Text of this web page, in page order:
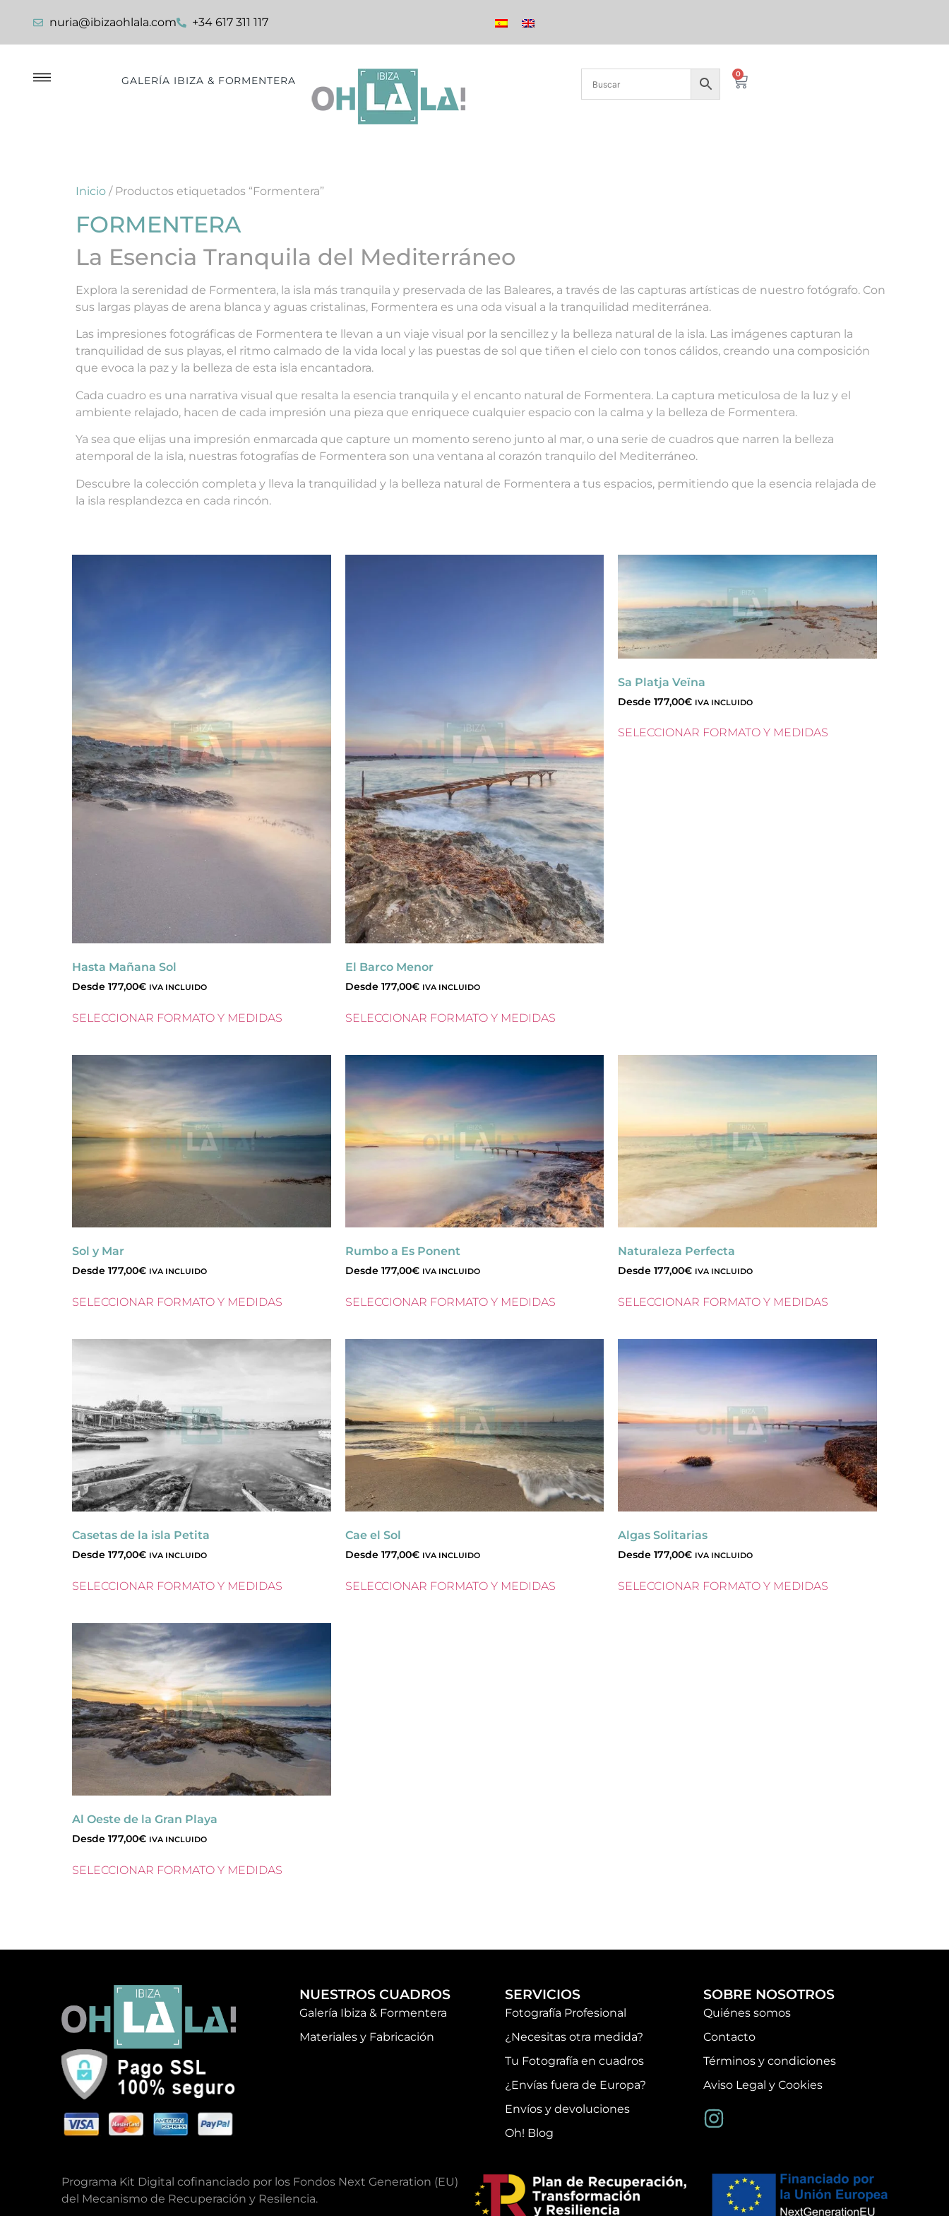
nuria@ibizaohlala.com +34 617 311 117
GALERÍA IBIZA & FORMENTERA
0
Inicio / Productos etiquetados “Formentera”
FORMENTERA
La Esencia Tranquila del Mediterráneo
Explora la serenidad de Formentera, la isla más tranquila y preservada de las Baleares, a través de las capturas artísticas de nuestro fotógrafo. Con
sus largas playas de arena blanca y aguas cristalinas, Formentera es una oda visual a la tranquilidad mediterránea.
Las impresiones fotográficas de Formentera te llevan a un viaje visual por la sencillez y la belleza natural de la isla. Las imágenes capturan la
tranquilidad de sus playas, el ritmo calmado de la vida local y las puestas de sol que tiñen el cielo con tonos cálidos, creando una composición
que evoca la paz y la belleza de esta isla encantadora.
Cada cuadro es una narrativa visual que resalta la esencia tranquila y el encanto natural de Formentera. La captura meticulosa de la luz y el
ambiente relajado, hacen de cada impresión una pieza que enriquece cualquier espacio con la calma y la belleza de Formentera.
Ya sea que elijas una impresión enmarcada que capture un momento sereno junto al mar, o una serie de cuadros que narren la belleza
atemporal de la isla, nuestras fotografías de Formentera son una ventana al corazón tranquilo del Mediterráneo.
Descubre la colección completa y lleva la tranquilidad y la belleza natural de Formentera a tus espacios, permitiendo que la esencia relajada de
la isla resplandezca en cada rincón.
Hasta Mañana Sol
Desde 177,00€ IVA INCLUIDO
SELECCIONAR FORMATO Y MEDIDAS
El Barco Menor
Desde 177,00€ IVA INCLUIDO
SELECCIONAR FORMATO Y MEDIDAS
Sa Platja Veïna
Desde 177,00€ IVA INCLUIDO
SELECCIONAR FORMATO Y MEDIDAS
Sol y Mar
Desde 177,00€ IVA INCLUIDO
SELECCIONAR FORMATO Y MEDIDAS
Rumbo a Es Ponent
Desde 177,00€ IVA INCLUIDO
SELECCIONAR FORMATO Y MEDIDAS
Naturaleza Perfecta
Desde 177,00€ IVA INCLUIDO
SELECCIONAR FORMATO Y MEDIDAS
Casetas de la isla Petita
Desde 177,00€ IVA INCLUIDO
SELECCIONAR FORMATO Y MEDIDAS
Cae el Sol
Desde 177,00€ IVA INCLUIDO
SELECCIONAR FORMATO Y MEDIDAS
Algas Solitarias
Desde 177,00€ IVA INCLUIDO
SELECCIONAR FORMATO Y MEDIDAS
Al Oeste de la Gran Playa
Desde 177,00€ IVA INCLUIDO
SELECCIONAR FORMATO Y MEDIDAS
NUESTROS CUADROS
Galería Ibiza & Formentera
Materiales y Fabricación
SERVICIOS
Fotografía Profesional
¿Necesitas otra medida?
Tu Fotografía en cuadros
¿Envías fuera de Europa?
Envíos y devoluciones
Oh! Blog
SOBRE NOSOTROS
Quiénes somos
Contacto
Términos y condiciones
Aviso Legal y Cookies
Programa Kit Digital cofinanciado por los Fondos Next Generation (EU)
del Mecanismo de Recuperación y Resilencia.